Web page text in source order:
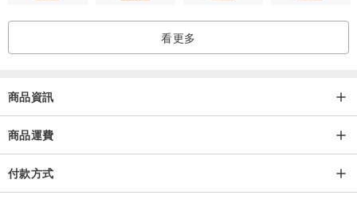
看更多
商品資訊
商品運費
付款方式